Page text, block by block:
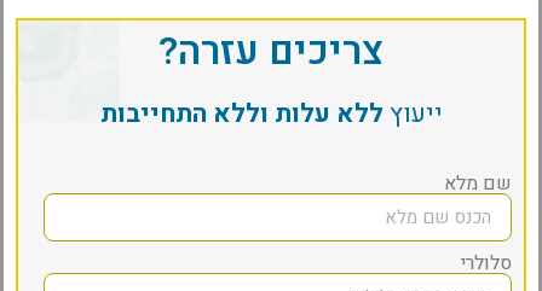
צריכים עזרה?
ייעוץללא עלות וללא התחייבות
שם מלא
סלולרי